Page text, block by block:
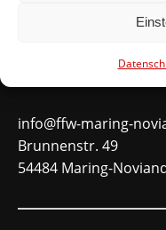
info@ffw-maring-
Brunnenstr. 49
54484 Maring-